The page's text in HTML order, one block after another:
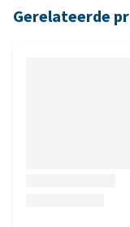
Gerelateerde